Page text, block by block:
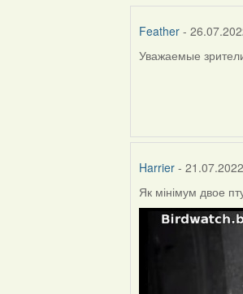
Feather -
Уважаемые
Harrier -
Як мінімум двое